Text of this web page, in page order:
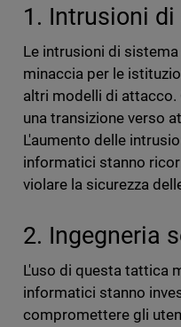
1. Intrusioni
Le intrusioni di
minaccia per le
altri modelli di
una transizione verso
L'aumento delle
informatici stanno
violare la sicurezza
2. Ingegneria
L'uso di questa tattica
informatici stanno
compromettere gli